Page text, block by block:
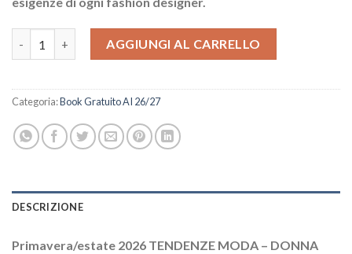
AGGIUNGI AL CARRELLO
Categoria:Book Gratuito AI 26/27
DESCRIZIONE
Primavera/estate 2026 TENDENZE MODA – DONNA